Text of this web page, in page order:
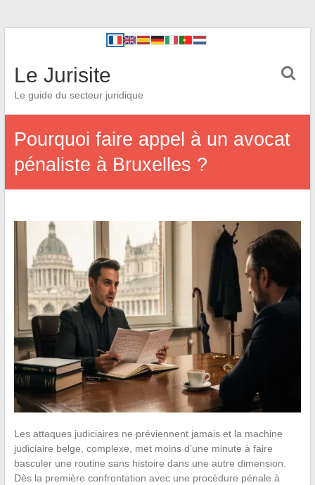
Le Jurisite
Le guide du secteur juridique
Pourquoi faire appel à un avocat
pénaliste à Bruxelles ?
Les attaques judiciaires ne préviennent jamais et la machine
judiciaire belge, complexe, met moins d’une minute à faire
basculer une routine sans histoire dans une autre dimension.
Dès la première confrontation avec une procédure pénale à